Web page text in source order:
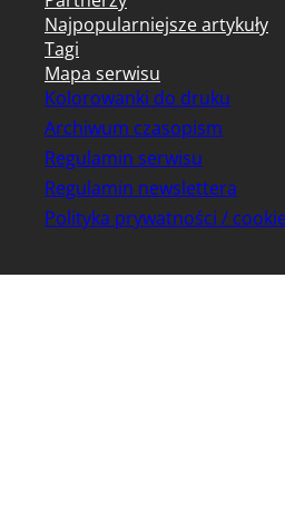
Najpopularniejsze artykuły
Tagi
Mapa serwisu
Kolorowanki do druku
Archiwum czasopism
Regulamin serwisu
Regulamin newslettera
Polityka prywatności /